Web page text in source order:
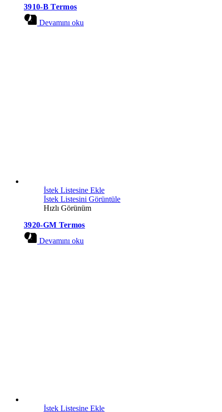
3910-B Termos
Devamını oku
İstek Listesine Ekle
İstek Listesini Görüntüle
Hızlı Görünüm
3920-GM Termos
Devamını oku
İstek Listesine Ekle